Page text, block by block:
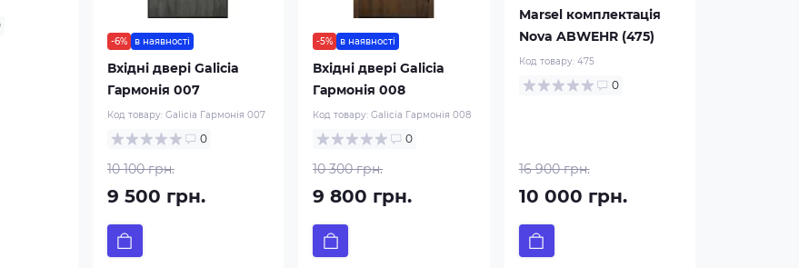
-6% в наявності
Вхідні двері Galicia
Гармонія 007
Код товару: Galicia Гармонія 007
0
10 100 грн.
9 500 грн.
-5% в наявності
Вхідні двері Galicia
Гармонія 008
Код товару:Galicia Гармонія 008
0
10 300 грн.
9 800 грн.
Marsel комплектація
Nova ABWEHR (475)
Код товару: 475
0
16 900 грн.
10 000 грн.